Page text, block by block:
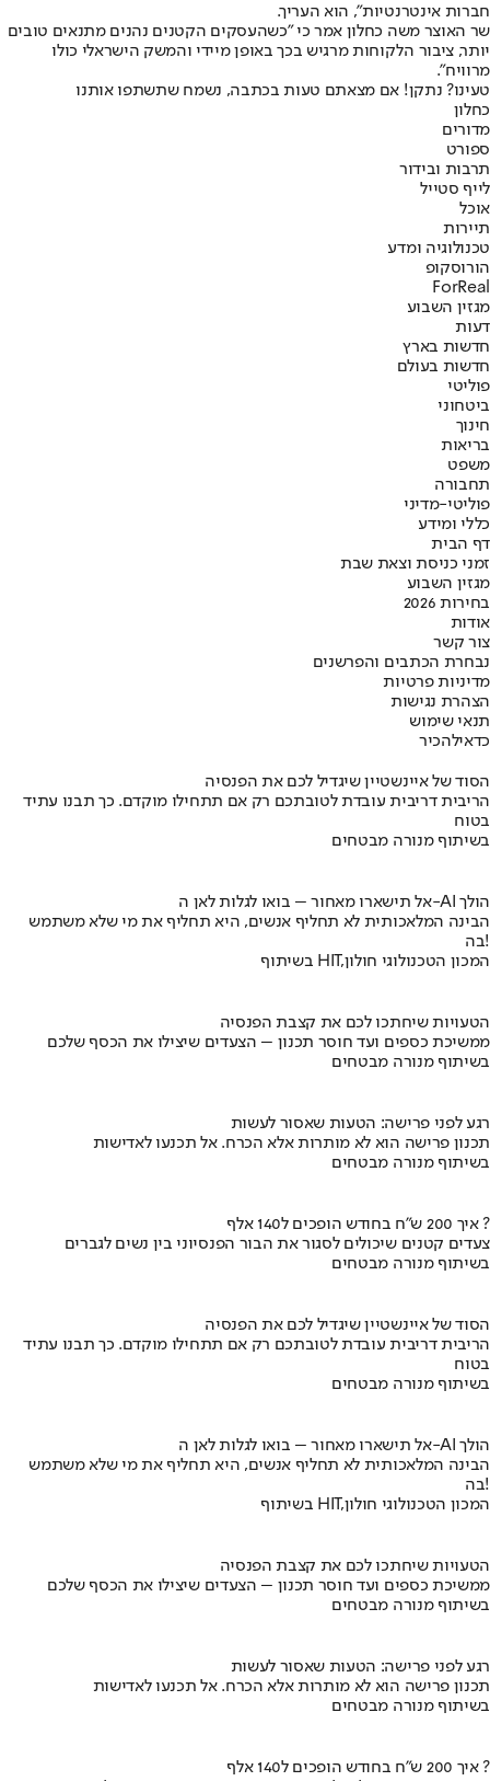
חברות אינטרנטיות", הוא העריך.
שר האוצר משה כחלון אמר כי "כשהעסקים הקטנים נהנים מתנאים טובים
יותר, ציבור הלקוחות מרגיש בכך באופן מיידי והמשק הישראלי כולו
מרוויח".
טעינו? נתקן! אם מצאתם טעות בכתבה, נשמח שתשתפו אותנו
כחלון
מדורים
ספורט
תרבות ובידור
לייף סטייל
אוכל
תיירות
טכנולוגיה ומדע
הורוסקופ
ForReal
מגזין השבוע
דעות
חדשות בארץ
חדשות בעולם
פוליטי
ביטחוני
חינוך
בריאות
משפט
תחבורה
פוליטי-מדיני
כללי ומידע
דף הבית
זמני כניסת וצאת שבת
מגזין השבוע
בחירות 2026
אודות
צור קשר
נבחרת הכתבים והפרשנים
מדיניות פרטיות
הצהרת נגישות
תנאי שימוש
כדאילהכיר
הסוד של איינשטיין שיגדיל לכם את הפנסיה
הריבית דריבית עובדת לטובתכם רק אם תתחילו מוקדם. כך תבנו עתיד
בטוח
בשיתוף מנורה מבטחים
אל תישארו מאחור – בואו לגלות לאן ה-AI הולך
הבינה המלאכותית לא תחליף אנשים, היא תחליף את מי שלא משתמש
בה!
בשיתוף HIT,המכון הטכנולוגי חולון
הטעויות שיחתכו לכם את קצבת הפנסיה
ממשיכת כספים ועד חוסר תכנון – הצעדים שיצילו את הכסף שלכם
בשיתוף מנורה מבטחים
רגע לפני פרישה: הטעות שאסור לעשות
תכנון פרישה הוא לא מותרות אלא הכרח. אל תכנעו לאדישות
בשיתוף מנורה מבטחים
איך 200 ש"ח בחודש הופכים ל140 אלף ?
צעדים קטנים שיכולים לסגור את הבור הפנסיוני בין נשים לגברים
בשיתוף מנורה מבטחים
הסוד של איינשטיין שיגדיל לכם את הפנסיה
הריבית דריבית עובדת לטובתכם רק אם תתחילו מוקדם. כך תבנו עתיד
בטוח
בשיתוף מנורה מבטחים
אל תישארו מאחור – בואו לגלות לאן ה-AI הולך
הבינה המלאכותית לא תחליף אנשים, היא תחליף את מי שלא משתמש
בה!
בשיתוף HIT,המכון הטכנולוגי חולון
הטעויות שיחתכו לכם את קצבת הפנסיה
ממשיכת כספים ועד חוסר תכנון – הצעדים שיצילו את הכסף שלכם
בשיתוף מנורה מבטחים
רגע לפני פרישה: הטעות שאסור לעשות
תכנון פרישה הוא לא מותרות אלא הכרח. אל תכנעו לאדישות
בשיתוף מנורה מבטחים
איך 200 ש"ח בחודש הופכים ל140 אלף ?